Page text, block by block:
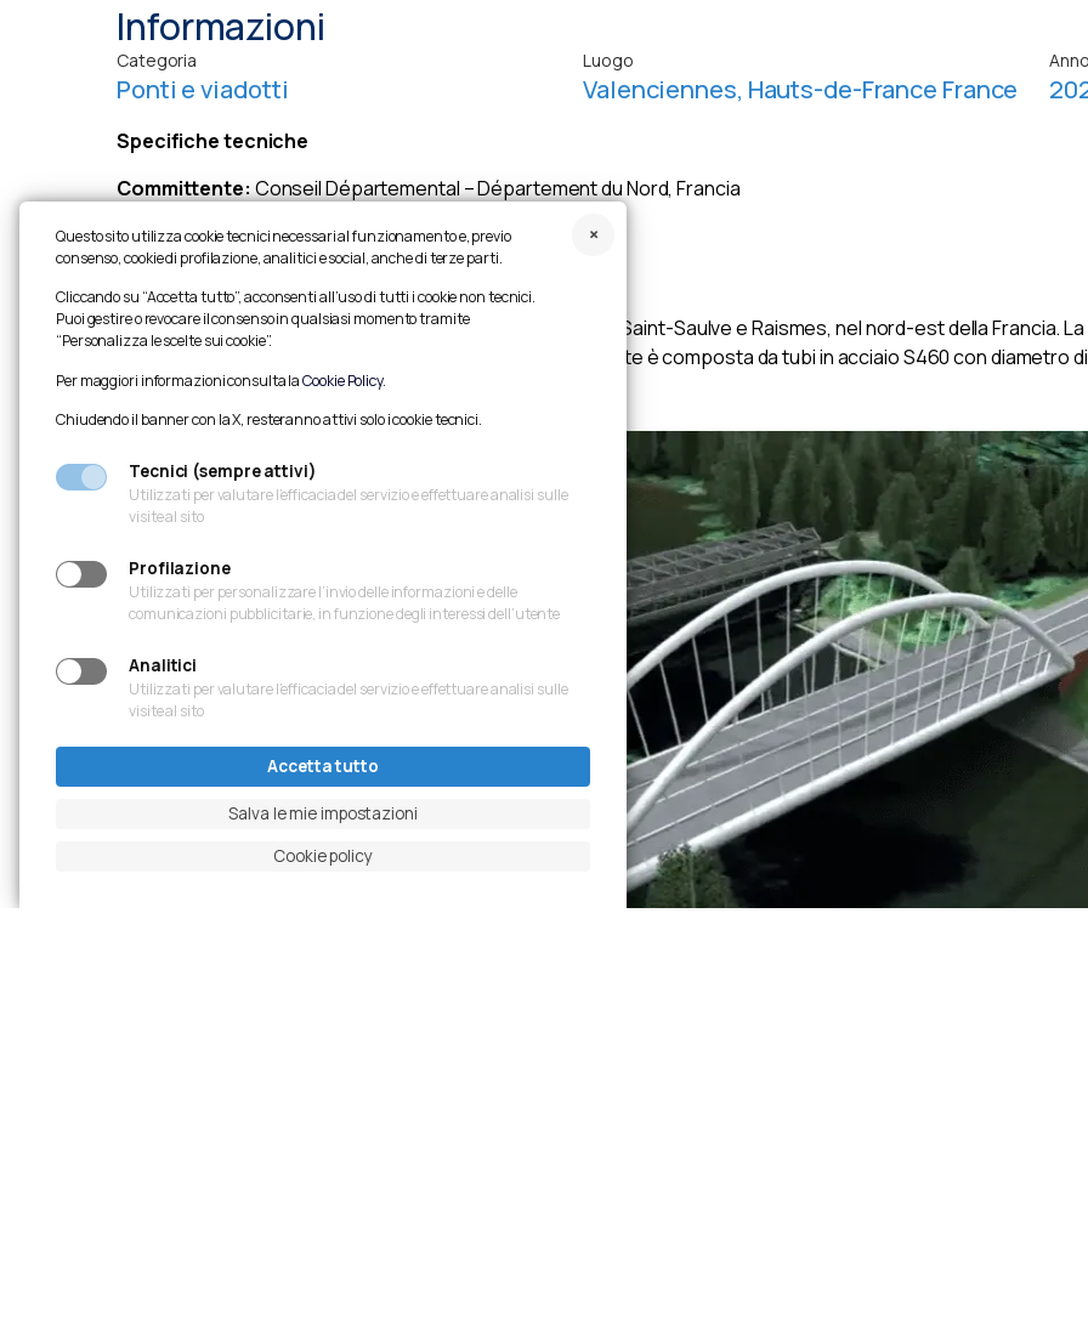
Informazioni
Categoria
Ponti e viadotti
Luogo
Valenciennes, Hauts-de-France France
Specifiche tecniche
Committente:Conseil Départemental – Département du Nord, Francia
General Contractor:NGE Génie Civil
Descrizione:Ponte stradale ad arco a campata unica tra Saint-Saulve e Raismes, nel nord-est della Francia.
S355 con diametro di 1.168 mm, mentre la struttura del tirante è composta da tubi in acciaio S460 con diametro di
Questo sito utilizza cookie tecnici necessari al funzionamento e, previo
consenso, cookie di profilazione, analitici e social, anche di terze parti.
Cliccando su “Accetta tutto”, acconsenti all’uso di tutti i cookie non tecnici.
Puoi gestire o revocare il consenso in qualsiasi momento tramite
“Personalizza le scelte sui cookie”.
Per maggiori informazioni consulta laCookie Policy.
Chiudendo il banner con la X, resteranno attivi solo i cookie tecnici.
Tecnici (sempre attivi)
Utilizzati per valutare l’efficacia del servizio e effettuare analisi sulle
visite al sito
Profilazione
Utilizzati per personalizzare l’invio delle informazioni e delle
comunicazioni pubblicitarie, in funzione degli interessi dell’utente
Analitici
Utilizzati per valutare l’efficacia del servizio e effettuare analisi sulle
visite al sito
Accetta tutto
Salva le mie impostazioni
Cookie policy